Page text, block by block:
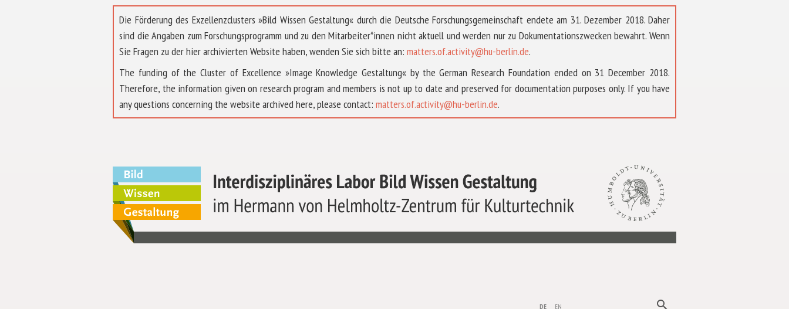
Die Förderung des Exzellenzclusters »Bild Wissen Gestaltung« durch die Deutsche Forschungsgemeinschaft endete am 31. Dezember 2018. Daher
sind die Angaben zum Forschungsprogramm und zu den Mitarbeiter*innen nicht aktuell und werden nur zu Dokumentationszwecken bewahrt. Wenn
Sie Fragen zu der hier archivierten Website haben, wenden Sie sich bitte an: matters.of.activity@hu-berlin.de.
The funding of the Cluster of Excellence »Image Knowledge Gestaltung« by the German Research Foundation ended on 31 December 2018.
Therefore, the information given on research program and members is not up to date and preserved for documentation purposes only. If you have
any questions concerning the website archived here, please contact: matters.of.activity@hu-berlin.de.
de en search